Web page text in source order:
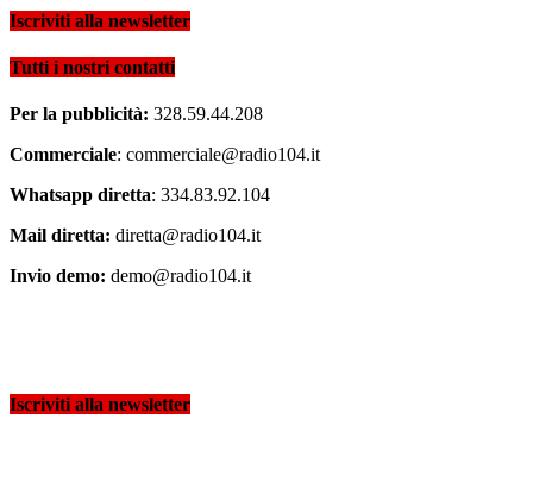
Iscriviti alla newsletter
Tutti i nostri contatti
Per la pubblicità: 328.59.44.208
Commerciale: commerciale@radio104.it
Whatsapp diretta: 334.83.92.104
Mail diretta: diretta@radio104.it
Invio demo: demo@radio104.it
Iscriviti alla newsletter